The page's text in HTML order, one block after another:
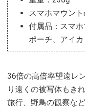
スマホマウン
付属品：スマ
ポーチ、アイ
36倍の高倍率望遠レ
り遠くの被写体もき
旅行、野鳥の観察な